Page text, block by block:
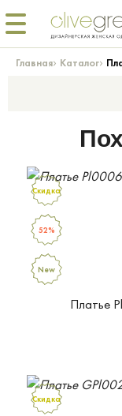
Главная› Каталог›
Платье
Скидка
52%
New
Скидка